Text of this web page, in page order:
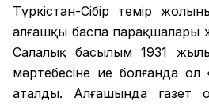
Түркістан-Сібір темір
алғашқы баспа парақшалары
Салалық басылым 1931
мәртебесіне ие болғанда ол
аталды. Алғашында газет